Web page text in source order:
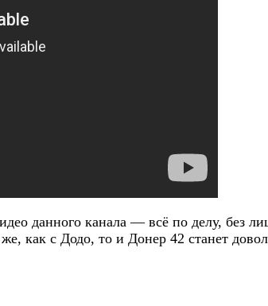
данного канала — всё по делу, без
как с Додо, то и Донер 42 станет